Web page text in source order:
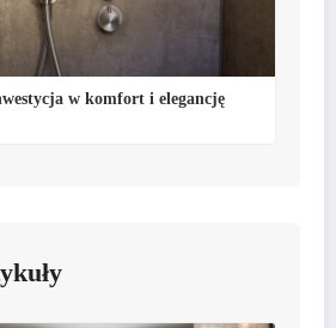
w komfort i elegancję